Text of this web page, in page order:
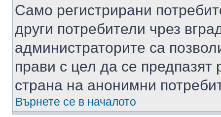
Само регистрирани
други потребители чрез
администраторите са
прави с цел да се предпазят
страна на анонимни
Върнете се в началото